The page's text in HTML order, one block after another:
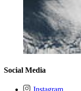
Social Media
Instagram